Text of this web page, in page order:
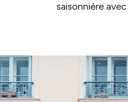
saisonnière